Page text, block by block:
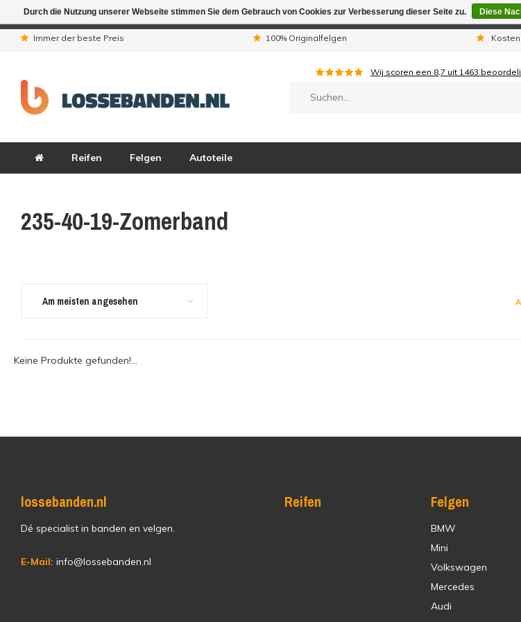
Immer der beste Preis 100% Originalfelgen
Wij scoren een 8,7 uit 1463
Reifen Felgen Autoteile
235-40-19-Zomerband
Am meisten angesehen
Keine Produkte gefunden!...
lossebanden.nl
Dé specialist in banden en velgen.
E-Mail: info@lossebanden.nl
Reifen Felgen
BMW
Mini
Volkswagen
Mercedes
Audi
Durch die Nutzung unserer Webseite stimmen Sie dem Gebrauch von Cookies zur Verbesserung dieser Seite zu. Diese
Aufgrund der Ferientagen sind wir telefonisch nicht erreichbar.